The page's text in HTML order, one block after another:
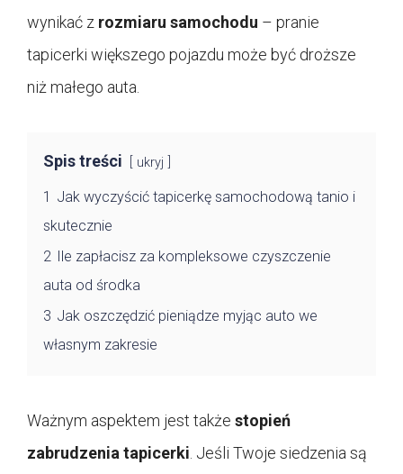
wynikać z rozmiaru samochodu – pranie
tapicerki większego pojazdu może być droższe
niż małego auta.
Spis treści ukryj
1 Jak wyczyścić tapicerkę samochodową tanio i
skutecznie
2 Ile zapłacisz za kompleksowe czyszczenie
auta od środka
3 Jak oszczędzić pieniądze myjąc auto we
własnym zakresie
Ważnym aspektem jest także stopień
zabrudzenia tapicerki . Jeśli Twoje siedzenia są